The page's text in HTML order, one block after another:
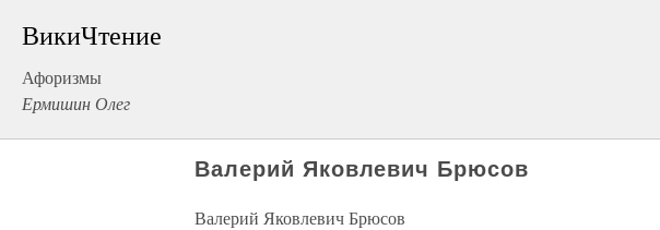
ВикиЧтение
Афоризмы
Ермишин Олег
Валерий Яковлевич Брюсов
Валерий Яковлевич Брюсов